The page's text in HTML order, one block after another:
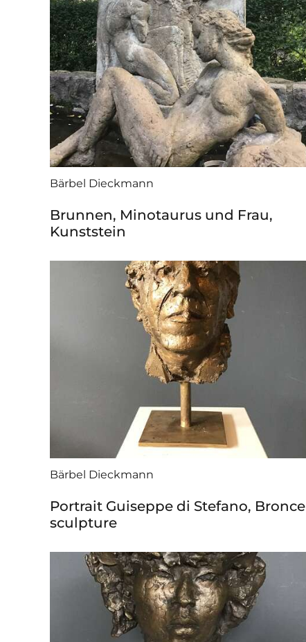
Bärbel Dieckmann
Brunnen, Minotaurus und Frau,
Kunststein
Bärbel Dieckmann
Portrait Guiseppe di Stefano, Bronce
sculpture